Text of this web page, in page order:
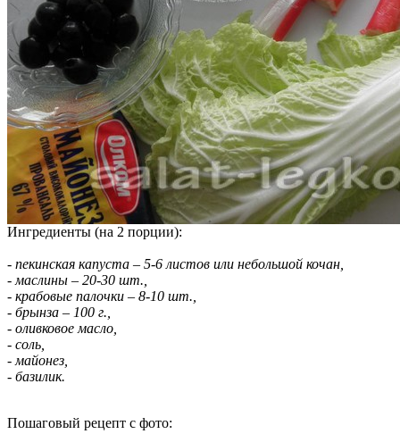
Ингредиенты (на 2 порции):
- пекинская капуста – 5-6 листов или небольшой кочан,
- маслины – 20-30 шт.,
- крабовые палочки – 8-10 шт.,
- брынза – 100 г.,
- оливковое масло,
- соль,
- майонез,
- базилик.
Пошаговый рецепт с фото: